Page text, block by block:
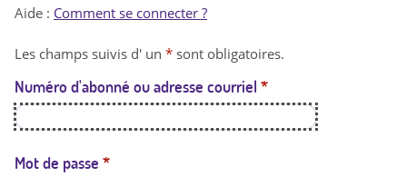
t
a
Aide : Comment se connecter ?
Les champs suivis d' un * sont obligatoires.
Numéro d'abonné ou adresse courriel *
Mot de passe *